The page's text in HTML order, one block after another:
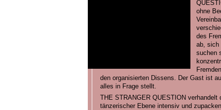
ohne
des
ab, sich
suchen
den organisierten Dissens. Der Gast ist
alles in Frage stellt.
THE STRANGER QUESTION verhandelt
tänzerischer Ebene intensiv und